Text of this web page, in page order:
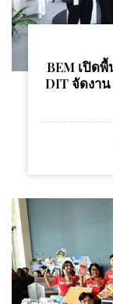
BEM เปิด
DIT จัดงาน